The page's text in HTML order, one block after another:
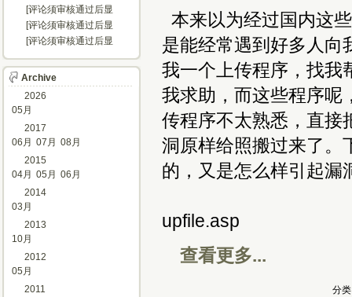
本来以为经过国内这
是能经常遇到好多人向
我一个上传程序，找我
我求助，而这些程序呢
传程序不太熟悉，直接
洞原样给照搬过来了。
的，又是怎么样引起漏
upfile.asp
查看更多...
分
示...]
[评论须审核通过后显
示...]
[评论须审核通过后显
示...]
[评论须审核通过后显
Archive
2026
05月
2017
06月 07月 08月
2015
04月 05月 06月
2014
03月
2013
10月
2012
05月
2011